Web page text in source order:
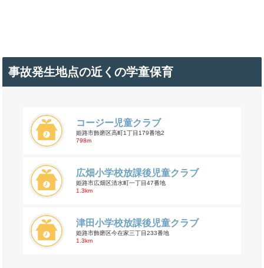
事故発生地点の近くの学童保育
コージー児童クラブ
姫路市飾磨区高町1丁目179番地2
798m
広畑小学校放課後児童クラブ
姫路市広畑区清水町一丁目47番地
1.3km
津田小学校放課後児童クラブ
姫路市飾磨区今在家三丁目233番地
1.3km